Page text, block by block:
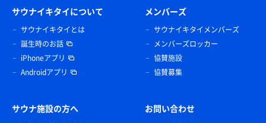
サウナイキタイについて
サウナイキタイとは
誕生時のお話
iPhoneアプリ
Androidアプリ
メンバーズ
サウナイキタイメンバーズ
メンバーズロッカー
協賛施設
協賛募集
サウナ施設の方へ お問い合わせ